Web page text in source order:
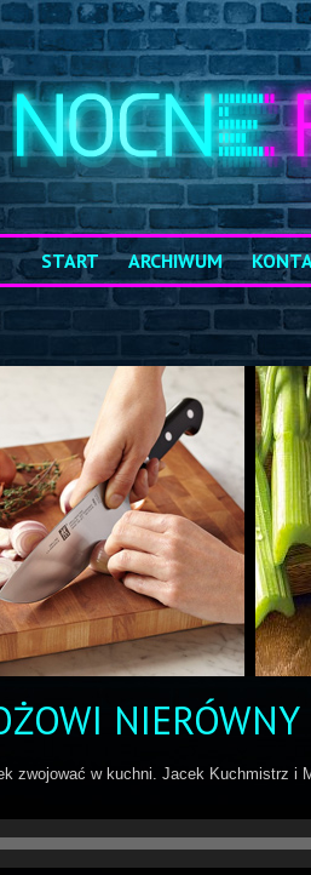
START ARCHIWUM
NIERÓWNY
zwojować w kuchni. Jacek Kuchmistrz i